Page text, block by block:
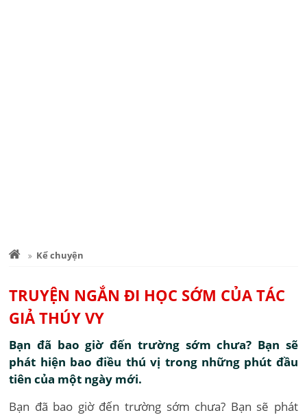
Kể chuyện
TRUYỆN NGẮN ĐI HỌC SỚM CỦA TÁC
GIẢ THÚY VY
Bạn đã bao giờ đến trường sớm chưa? Bạn sẽ
phát hiện bao điều thú vị trong những phút đầu
tiên của một ngày mới.
Bạn đã bao giờ đến trường sớm chưa? Bạn sẽ phát